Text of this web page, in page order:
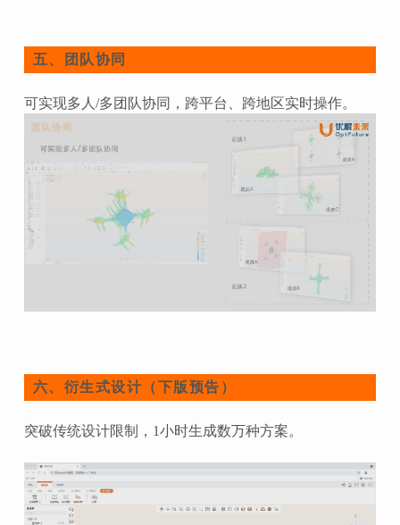
五、 团队协同
可实现多人/多团队协同，跨平台、跨地区实时操作。
六、 衍生式设计（下版预告）
突破传统设计限制，1小时生成数万种方案。